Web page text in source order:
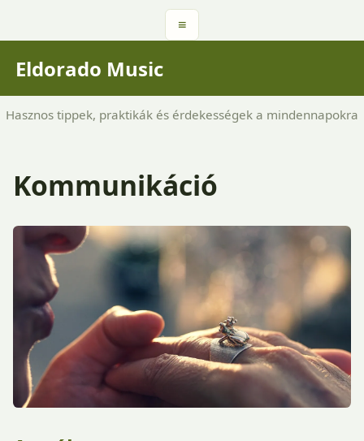
≡
Eldorado Music
Hasznos tippek, praktikák és érdekességek a mindennapokra
Kommunikáció